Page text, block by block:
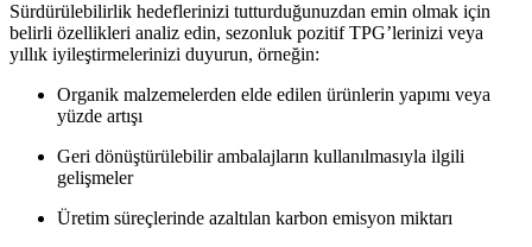
Sürdürülebilirlik hedeflerinizi tutturduğunuzdan emin olmak için
belirli özellikleri analiz edin, sezonluk pozitif TPG’lerinizi veya
yıllık iyileştirmelerinizi duyurun, örneğin:
Organik malzemelerden elde edilen ürünlerin yapımı veya
yüzde artışı
Geri dönüştürülebilir ambalajların kullanılmasıyla ilgili
gelişmeler
Üretim süreçlerinde azaltılan karbon emisyon miktarı